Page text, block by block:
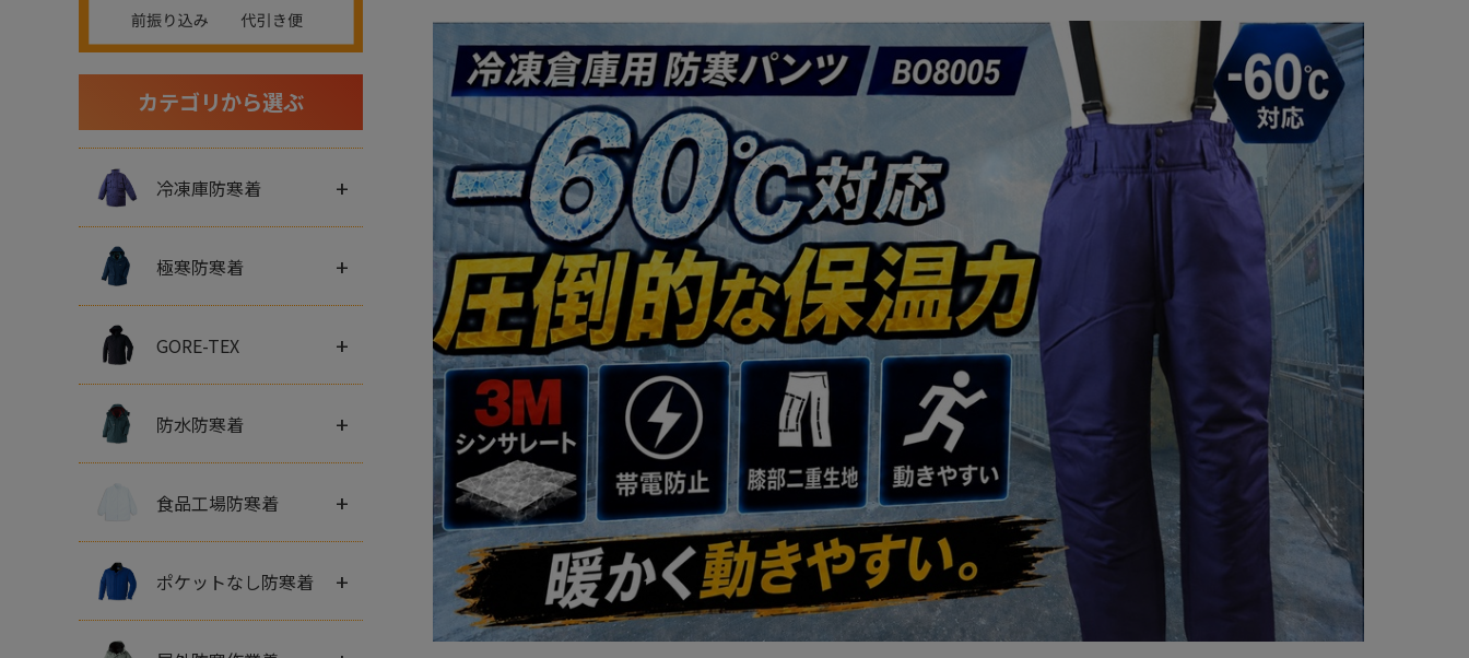
カテゴリから選ぶ
冷凍庫防寒着 +
極寒防寒着 +
GORE-TEX +
防水防寒着 +
食品工場防寒着 +
ポケットなし防寒着 +